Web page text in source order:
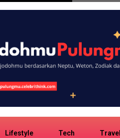
Lifestyle Tech Travel